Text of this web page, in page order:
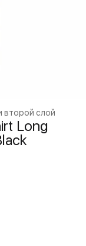
второй слой
Long